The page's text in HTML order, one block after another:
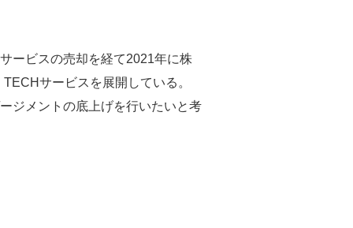
ービスの売却を経て2021年に株
サービスを展開している。
ジメントの底上げを行いたいと考